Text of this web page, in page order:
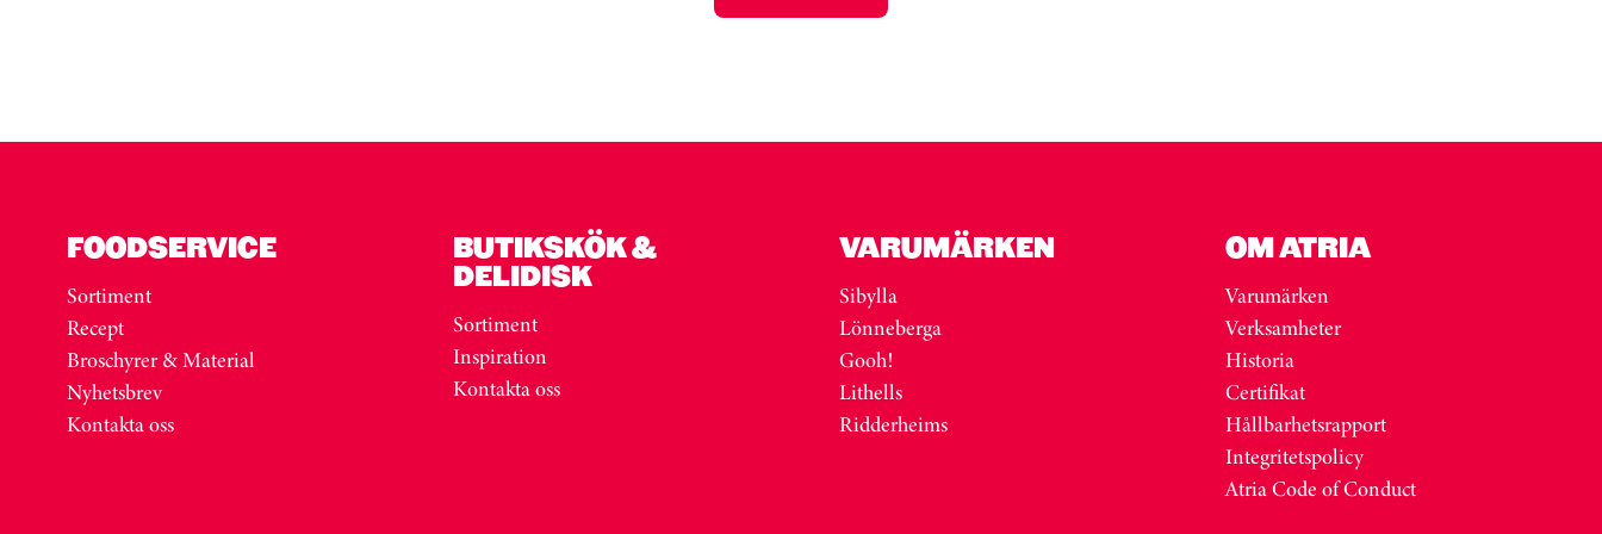
FOODSERVICE
Sortiment
Recept
Broschyrer & Material
Nyhetsbrev
Kontakta oss
BUTIKSKÖK &
DELIDISK
Sortiment
Inspiration
Kontakta oss
VARUMÄRKEN
Sibylla
Lönneberga
Gooh!
Lithells
Ridderheims
OM ATRIA
Varumärken
Verksamheter
Historia
Certifikat
Hållbarhetsrapport
Integritetspolicy
Atria Code of Conduct